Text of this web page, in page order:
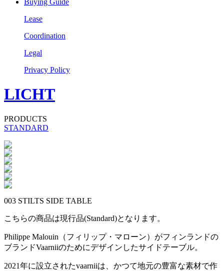
Buying Guide
Lease
Coordination
Legal
Privacy Policy
LICHT
PRODUCTS
STANDARD
003 STILTS SIDE TABLE
こちらの商品は現行品(Standard)となります。
Philippe Malouin（フィリップ・マローン）がフィンランドの
ブランドVaarniiのためにデザインしたサイドテーブル。
2021年に設立されたvaarniiは、かつて地元の豊富な素材で作